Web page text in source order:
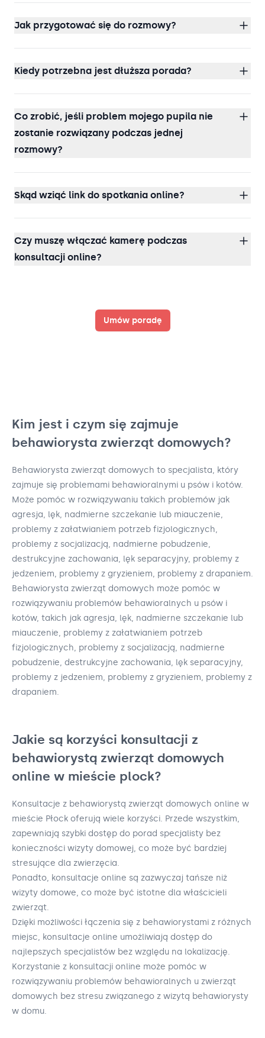
Jak przygotować się do rozmowy?
Kiedy potrzebna jest dłuższa porada?
Co zrobić, jeśli problem mojego pupila nie
zostanie rozwiązany podczas jednej
rozmowy?
Skąd wziąć link do spotkania online?
Czy muszę włączać kamerę podczas
konsultacji online?
Umów poradę
Kim jest i czym się zajmuje
behawiorysta zwierząt domowych?
Behawiorysta zwierząt domowych to specjalista, który
zajmuje się problemami behawioralnymi u psów i kotów.
Może pomóc w rozwiązywaniu takich problemów jak
agresja, lęk, nadmierne szczekanie lub miauczenie,
problemy z załatwianiem potrzeb fizjologicznych,
problemy z socjalizacją, nadmierne pobudzenie,
destrukcyjne zachowania, lęk separacyjny, problemy z
jedzeniem, problemy z gryzieniem, problemy z drapaniem.
Behawiorysta zwierząt domowych może pomóc w
rozwiązywaniu problemów behawioralnych u psów i
kotów, takich jak agresja, lęk, nadmierne szczekanie lub
miauczenie, problemy z załatwianiem potrzeb
fizjologicznych, problemy z socjalizacją, nadmierne
pobudzenie, destrukcyjne zachowania, lęk separacyjny,
problemy z jedzeniem, problemy z gryzieniem, problemy z
drapaniem.
Jakie są korzyści konsultacji z
behawiorystą zwierząt domowych
online w mieście plock?
Konsultacje z behawiorystą zwierząt domowych online w
mieście Płock oferują wiele korzyści. Przede wszystkim,
zapewniają szybki dostęp do porad specjalisty bez
konieczności wizyty domowej, co może być bardziej
stresujące dla zwierzęcia.
Ponadto, konsultacje online są zazwyczaj tańsze niż
wizyty domowe, co może być istotne dla właścicieli
zwierząt.
Dzięki możliwości łączenia się z behawiorystami z różnych
miejsc, konsultacje online umożliwiają dostęp do
najlepszych specjalistów bez względu na lokalizację.
Korzystanie z konsultacji online może pomóc w
rozwiązywaniu problemów behawioralnych u zwierząt
domowych bez stresu związanego z wizytą behawiorysty
w domu.